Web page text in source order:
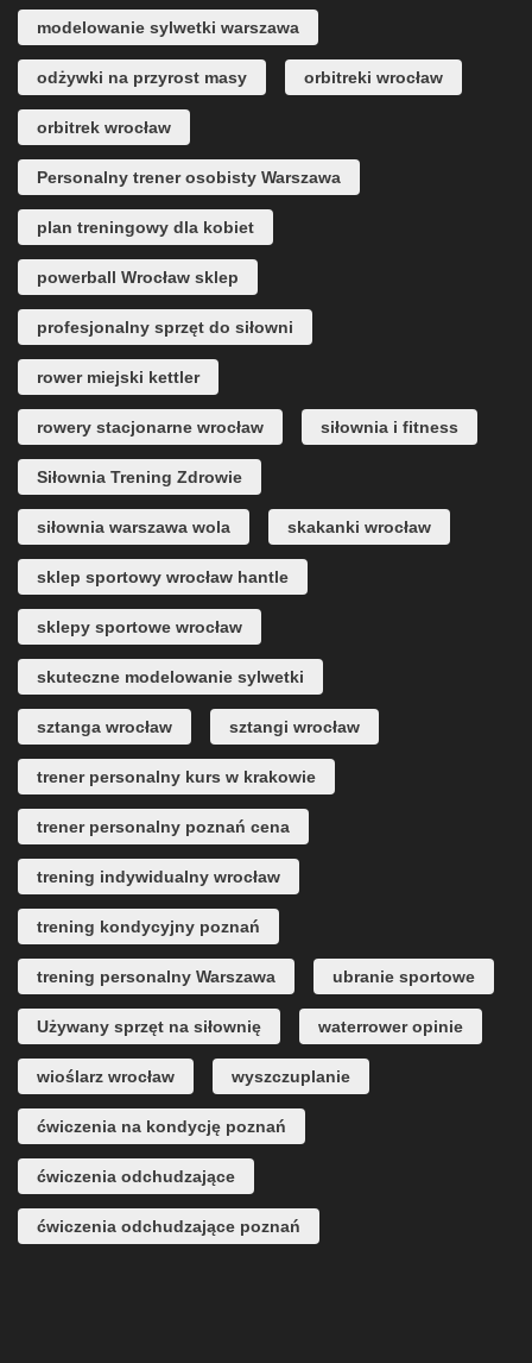
modelowanie sylwetki warszawa
odżywki na przyrost masy orbitreki wrocław
orbitrek wrocław
Personalny trener osobisty Warszawa
plan treningowy dla kobiet
powerball Wrocław sklep
profesjonalny sprzęt do siłowni
rower miejski kettler
rowery stacjonarne wrocław siłownia i fitness
Siłownia Trening Zdrowie
siłownia warszawa wola skakanki wrocław
sklep sportowy wrocław hantle
sklepy sportowe wrocław
skuteczne modelowanie sylwetki
sztanga wrocław sztangi wrocław
trener personalny kurs w krakowie
trener personalny poznań cena
trening indywidualny wrocław
trening kondycyjny poznań
trening personalny Warszawa ubranie sportowe
Używany sprzęt na siłownię waterrower opinie
wioślarz wrocław wyszczuplanie
ćwiczenia na kondycję poznań
ćwiczenia odchudzające
ćwiczenia odchudzające poznań